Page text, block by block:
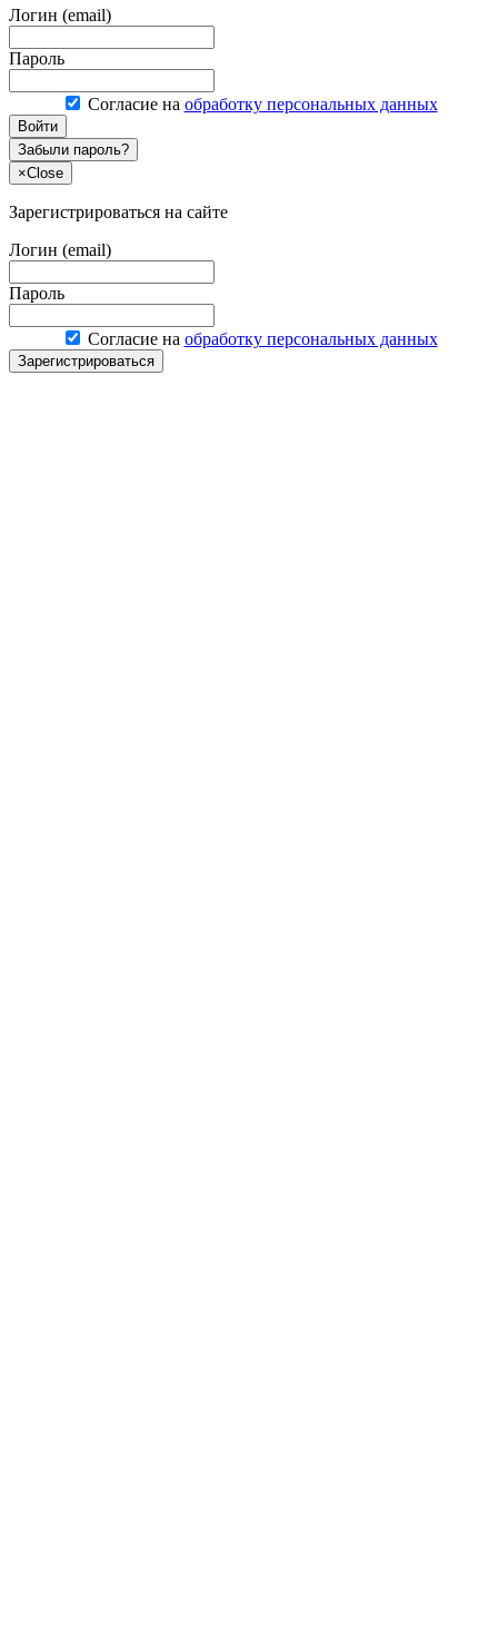
Логин (email)
Пароль
Согласие на обработку персональных данных
Войти
Забыли пароль?
×Close
Зарегистрироваться на сайте
Логин (email)
Пароль
Согласие на обработку персональных данных
Зарегистрироваться